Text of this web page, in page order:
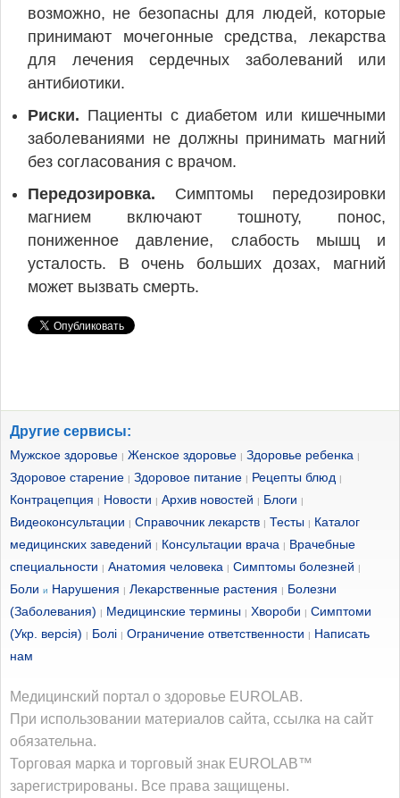
возможно, не безопасны для людей, которые
принимают мочегонные средства, лекарства
для лечения сердечных заболеваний или
антибиотики.
Риски. Пациенты с диабетом или кишечными
заболеваниями не должны принимать магний
без согласования с врачом.
Передозировка. Симптомы передозировки
магнием включают тошноту, понос,
пониженное давление, слабость мышц и
усталость. В очень больших дозах, магний
может вызвать смерть.
Другие сервисы:
Мужское здоровье | Женское здоровье | Здоровье ребенка |
Здоровое старение | Здоровое питание | Рецепты блюд |
Контрацепция | Новости | Архив новостей | Блоги |
Видеоконсультации | Справочник лекарств | Тесты | Каталог
медицинских заведений | Консультации врача | Врачебные
специальности | Анатомия человека | Симптомы болезней |
Боли и Нарушения | Лекарственные растения | Болезни
(Заболевания) | Медицинские термины | Хвороби | Симптоми
(Укр. версія) | Болі | Ограничение ответственности | Написать
нам
Медицинский портал о здоровье EUROLAB.
При использовании материалов сайта, ссылка на сайт
обязательна.
Торговая марка и торговый знак EUROLAB™
зарегистрированы. Все права защищены.